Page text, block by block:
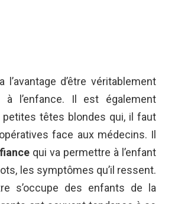
d’être véritablement
l’enfance. Il est également
têtes blondes qui, il faut
face aux médecins. Il
qui va permettre à l’enfant
les symptômes qu’il ressent.
s’occupe des enfants de la